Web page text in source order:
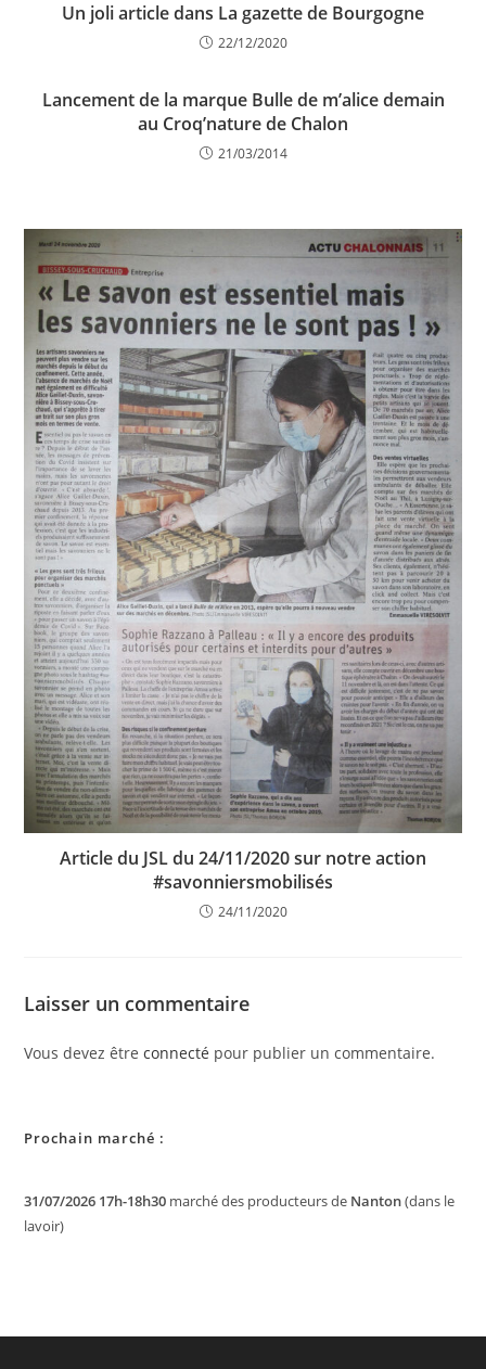
Un joli article dans La gazette de Bourgogne
22/12/2020
Lancement de la marque Bulle de m’alice demain
au Croq’nature de Chalon
21/03/2014
Article du JSL du 24/11/2020 sur notre action
#savonniersmobilisés
24/11/2020
Laisser un commentaire
Vous devez êtreconnecté pour publier un commentaire.
Prochain marché :
31/07/2026 17h-18h30 marché des producteurs de Nanton(dans le
lavoir)